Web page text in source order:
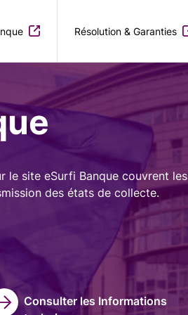
Résolution & Garanties
le site eSurfi Banque couvrent les
des états de collecte.
Consulter les Informations